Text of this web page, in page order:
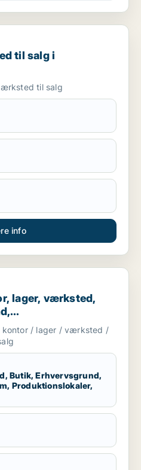
i Storkøbenhavn
til salg i
til salg
info
værksted, butik,
lager, værksted,
garage til salg i
kontor / lager / værksted /
Butik, Erhvervsgrund,
Produktionslokaler,